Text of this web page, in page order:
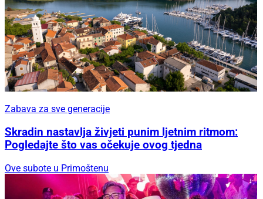
Zabava za sve generacije
Skradin nastavlja živjeti punim ljetnim ritmom:
Pogledajte što vas očekuje ovog tjedna
Ove subote u Primoštenu